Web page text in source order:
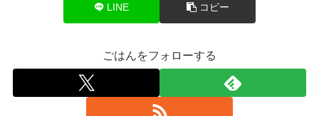
LINE コピー
ごはんをフォローする